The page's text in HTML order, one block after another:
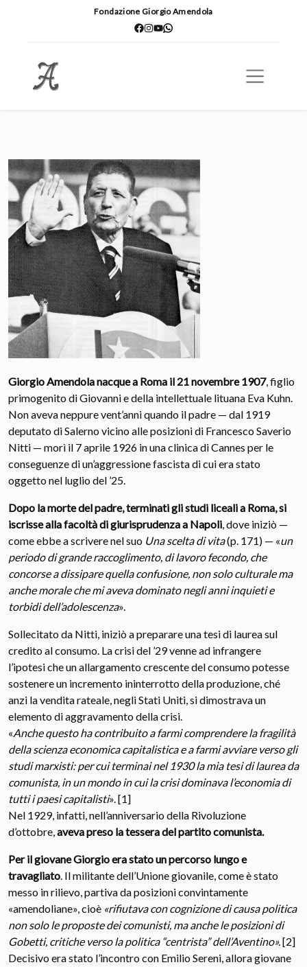
Fondazione Giorgio Amendola
Giorgio Amendola nacque a Roma il 21 novembre 1907, figlio
primogenito di Giovanni e della intellettuale lituana Eva Kuhn.
Non aveva neppure vent’anni quando il padre — dal 1919
deputato di Salerno vicino alle posizioni di Francesco Saverio
Nitti — morì il 7 aprile 1926 in una clinica di Cannes per le
conseguenze di un’aggressione fascista di cui era stato
oggetto nel luglio del ’25.
Dopo la morte del padre, terminati gli studi liceali a Roma, si
iscrisse alla facoltà di giurisprudenza a Napoli, dove iniziò —
come ebbe a scrivere nel suo Una scelta di vita(p. 171) — «un
periodo di grande raccoglimento, di lavoro fecondo, che
concorse a dissipare quella confusione, non solo culturale ma
anche morale che mi aveva dominato negli anni inquieti e
torbidi dell’adolescenza».
Sollecitato da Nitti, iniziò a preparare una tesi di laurea sul
credito al consumo. La crisi del ’29 venne ad infrangere
l’ipotesi che un allargamento crescente del consumo potesse
sostenere un incremento ininterrotto della produzione, ché
anzi la vendita rateale, negli Stati Uniti, si dimostrava un
elemento di aggravamento della crisi.
«Anche questo ha contribuito a farmi comprendere la fragilità
della scienza economica capitalistica e a farmi avviare verso gli
studi marxisti: per cui terminai nel 1930 la mia tesi di laurea da
comunista, in un mondo in cui la crisi dominava l’economia di
tutti i paesi capitalisti». [1]
Nel 1929, infatti, nell’anniversario della Rivoluzione
d’ottobre,aveva preso la tessera del partito comunista.
Per il giovane Giorgio era stato un percorso lungo e
travagliato. Il militante dell’Unione giovanile, come è stato
messo in rilievo, partiva da posizioni convintamente
«amendoliane», cioè «rifiutava con cognizione di causa politica
non solo le proposte dei comunisti, ma anche le posizioni di
Gobetti, critiche verso la politica “centrista” dell’Aventino».[2]
Decisivo era stato l’incontro con Emilio Sereni, allora giovane